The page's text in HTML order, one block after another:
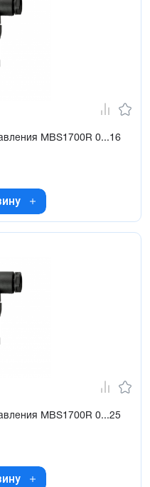
MBS1700R 0...16
MBS1700R 0...25